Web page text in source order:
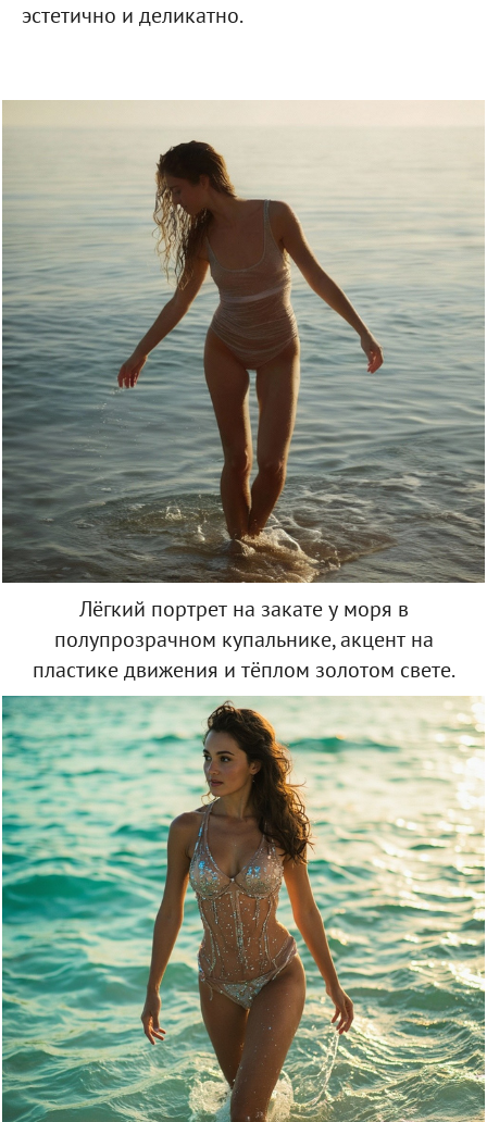
эстетично и деликатно.
Лёгкий портрет на закате у моря в
полупрозрачном купальнике, акцент на
пластике движения и тёплом золотом свете.